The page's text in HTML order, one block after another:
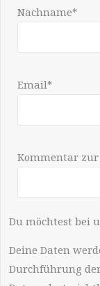
Nachname*
Email*
Kommentar
Du möchtest bei
Deine Daten
Durchführung